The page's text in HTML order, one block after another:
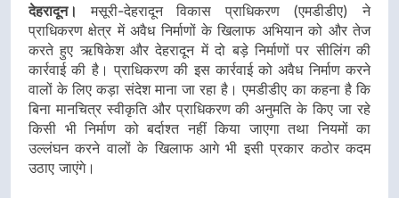
देहरादून।मसूरी-देहरादून विकास प्राधिकरण (एमडीडीए) ने
प्राधिकरण क्षेत्र में अवैध निर्माणों के खिलाफ अभियान को और तेज
करते हुए ऋषिकेश और देहरादून में दो बड़े निर्माणों पर सीलिंग की
कार्रवाई की है। प्राधिकरण की इस कार्रवाई को अवैध निर्माण करने
वालों के लिए कड़ा संदेश माना जा रहा है। एमडीडीए का कहना है कि
बिना मानचित्र स्वीकृति और प्राधिकरण की अनुमति के किए जा रहे
किसी भी निर्माण को बर्दाश्त नहीं किया जाएगा तथा नियमों का
उल्लंघन करने वालों के खिलाफ आगे भी इसी प्रकार कठोर कदम
उठाए जाएंगे।